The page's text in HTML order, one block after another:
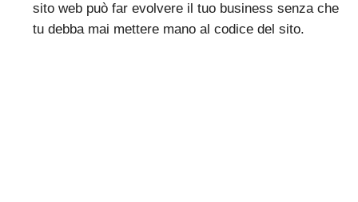
sito web può far evolvere il tuo business senza che
tu debba mai mettere mano al codice del sito.